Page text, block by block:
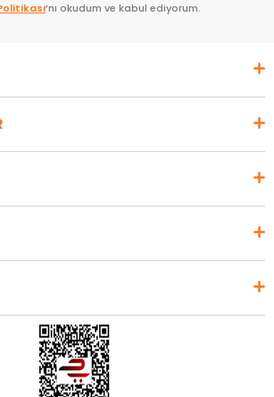
’nı okudum ve kabul ediyorum.